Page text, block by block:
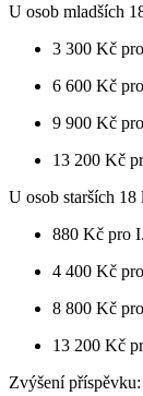
U osob mladších
3 300 Kč
6 600 Kč
9 900 Kč
13 200 Kč
U osob starších 18
880 Kč pro
4 400 Kč
8 800 Kč
13 200 Kč
Zvýšení příspěvku: